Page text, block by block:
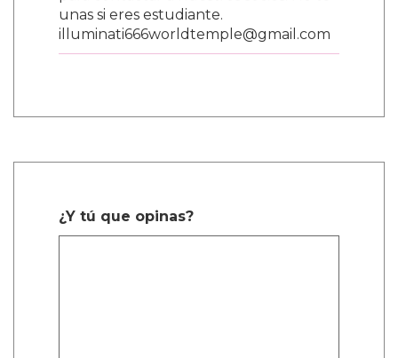
unas si eres estudiante.
illuminati666worldtemple@gmail.com
¿Y tú que opinas?